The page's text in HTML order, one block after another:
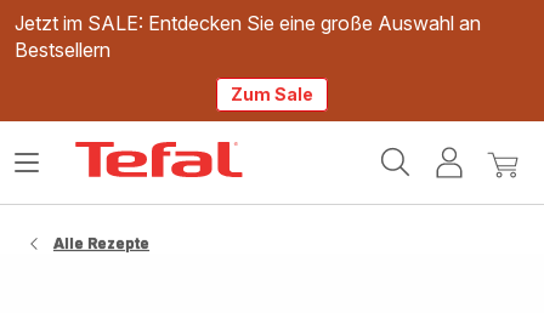
Jetzt im SALE: Entdecken Sie eine große Auswahl an
Bestsellern
Zum Sale
Mein
Mein
Das
Alle Rezepte